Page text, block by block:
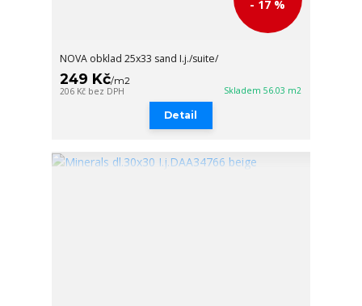
- 17 %
NOVA obklad 25x33 sand I.j./suite/
249 Kč/m2
206 Kč bez DPH Skladem 56.03 m2
Detail